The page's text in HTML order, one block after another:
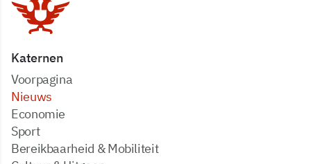
Katernen
Voorpagina
Nieuws
Economie
Sport
Bereikbaarheid & Mobiliteit